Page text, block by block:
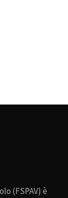
(FSPAV) è